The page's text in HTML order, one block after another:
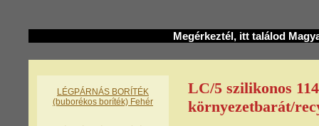
Megérkeztél, itt találod
LÉGPÁRNÁS BORÍTÉK
(buborékos boríték) Fehér
LC/5 szilikonos
környezetbarát/